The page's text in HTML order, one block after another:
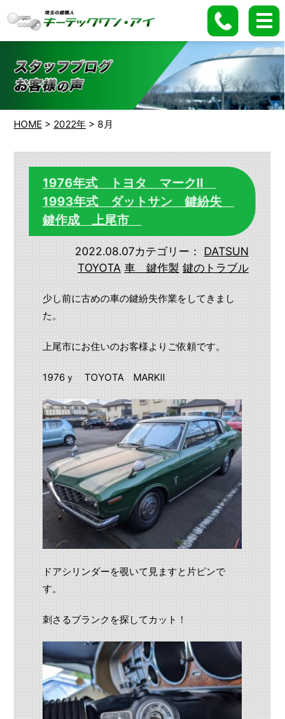
HOME > 2022年 > 8月
1976年式 トヨタ マークⅡ
1993年式 ダットサン 鍵紛失
鍵作成 上尾市
2022.08.07カテゴリー：
DATSUN
TOYOTA 車 鍵作製 鍵のトラブル
少し前に古めの車の鍵紛失作業をしてきまし
た。
上尾市にお住いのお客様よりご依頼です。
1976ｙ TOYOTA MARKⅡ
ドアシリンダーを覗いて見ますと片ピンで
す。
刺さるブランクを探してカット！